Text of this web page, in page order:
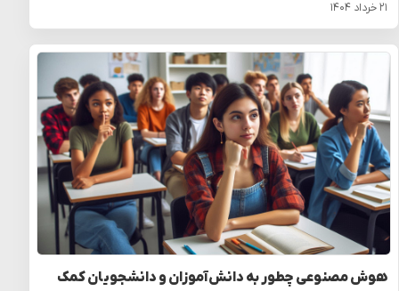
۲۱ خرداد ۱۴۰۴
هوش مصنوعی چطور به دانش‌آموزان و دانشجویان کمک